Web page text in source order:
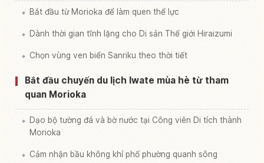
Bắt đầu từ Morioka để làm quen thể lực
Dành thời gian tĩnh lặng cho Di sản Thế giới Hiraizumi
Chọn vùng ven biển Sanriku theo thời tiết
Bắt đầu chuyến du lịch Iwate mùa hè từ tham
quan Morioka
Dạo bộ tường đá và bờ nước tại Công viên Di tích thành
Morioka
Cảm nhận bầu không khí phố phường quanh sông